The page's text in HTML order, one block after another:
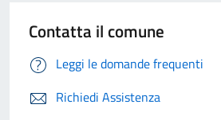
Contatta il comune
Leggi le domande frequenti
Richiedi Assistenza